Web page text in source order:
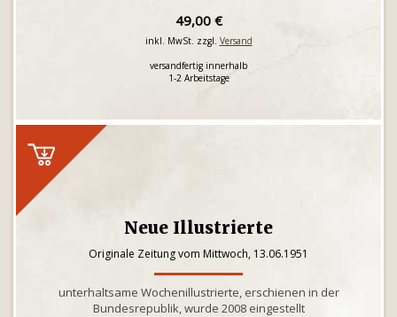
49,00 €
inkl. MwSt. zzgl. Versand
versandfertig innerhalb
1-2 Arbeitstage
Neue Illustrierte
Originale Zeitung vom Mittwoch, 13.06.1951
unterhaltsame Wochenillustrierte, erschienen in der
Bundesrepublik, wurde 2008 eingestellt